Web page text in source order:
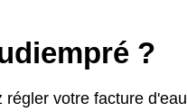
?
votre facture d'eau